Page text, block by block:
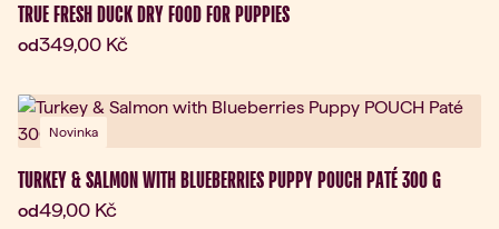
TRUE FRESH DUCK DRY FOOD FOR PUPPIES
odAktuální cena:
349,00 Kč
Novinka
TURKEY & SALMON WITH BLUEBERRIES PUPPY POUCH PATÉ 300 G
odAktuální cena:
49,00 Kč